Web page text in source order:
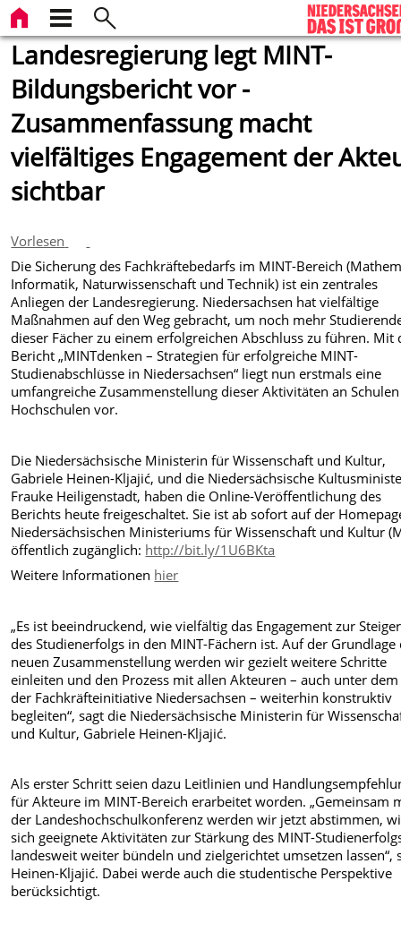
Landesregierung legt MINT-
Bildungsbericht vor -
Zusammenfassung macht
vielfältiges Engagement der
sichtbar
Vorlesen
Die Sicherung des Fachkräftebedarfs im MINT-Bereich
Informatik, Naturwissenschaft und Technik) ist ein zentrales
Anliegen der Landesregierung. Niedersachsen hat vielfältige
Maßnahmen auf den Weg gebracht, um noch mehr
dieser Fächer zu einem erfolgreichen Abschluss zu führen. Mit
Bericht „MINTdenken – Strategien für erfolgreiche MINT-
Studienabschlüsse in Niedersachsen“ liegt nun erstmals eine
umfangreiche Zusammenstellung dieser Aktivitäten an
Hochschulen vor.
Die Niedersächsische Ministerin für Wissenschaft und Kultur,
Gabriele Heinen-Kljajić, und die Niedersächsische
Frauke Heiligenstadt, haben die Online-Veröffentlichung des
Berichts heute freigeschaltet. Sie ist ab sofort auf der
Niedersächsischen Ministeriums für Wissenschaft und Kultur
öffentlich zugänglich: http://bit.ly/1U6BKta
Weitere Informationen hier
„Es ist beeindruckend, wie vielfältig das Engagement zur
des Studienerfolgs in den MINT-Fächern ist. Auf der Grundlage
neuen Zusammenstellung werden wir gezielt weitere Schritte
einleiten und den Prozess mit allen Akteuren – auch unter dem
der Fachkräfteinitiative Niedersachsen – weiterhin konstruktiv
begleiten“, sagt die Niedersächsische Ministerin für
und Kultur, Gabriele Heinen-Kljajić.
Als erster Schritt seien dazu Leitlinien und
für Akteure im MINT-Bereich erarbeitet worden. „Gemeinsam
der Landeshochschulkonferenz werden wir jetzt abstimmen,
sich geeignete Aktivitäten zur Stärkung des MINT-
landesweit weiter bündeln und zielgerichtet umsetzen lassen“,
Heinen-Kljajić. Dabei werde auch die studentische Perspektive
berücksichtigt.